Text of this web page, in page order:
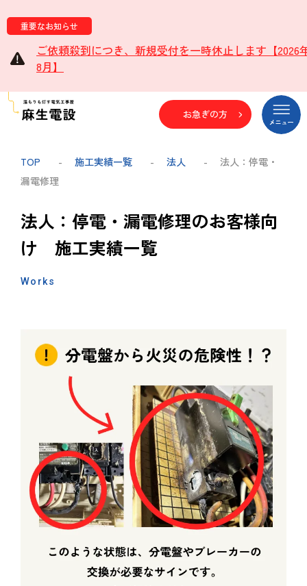
重要なお知らせ
ご依頼殺到につき、新規受付を一時休止します【2026
8月】
お急ぎの方
TOP - 施工実績一覧 - 法人
- 法人：停電・
漏電修理
法人：停電・漏電修理のお客様向
け 施工実績一覧
Works